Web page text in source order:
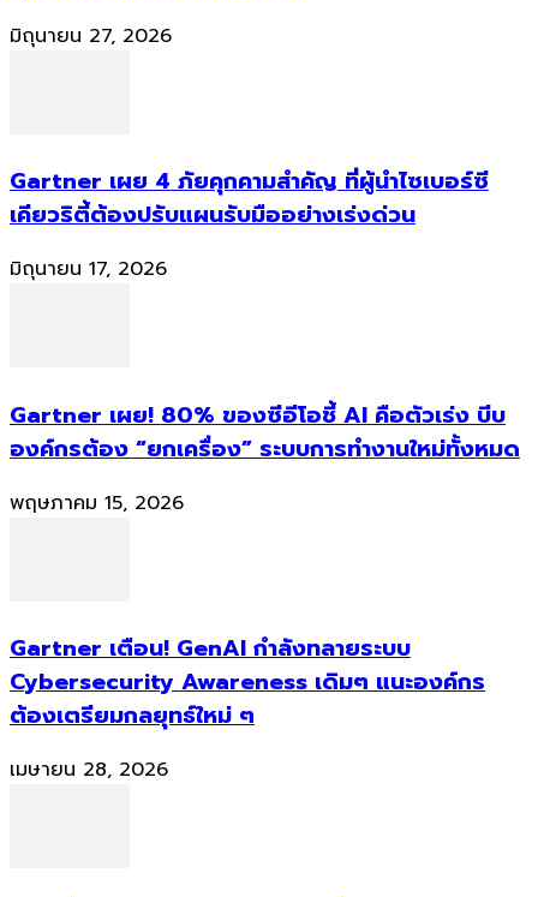
มิถุนายน 27, 2026
Gartner เผย 4 ภัยคุกคามสำคัญ ที่ผู้นำไซเบอร์ซี
เคียวริตี้ต้องปรับแผนรับมืออย่างเร่งด่วน
มิถุนายน 17, 2026
Gartner เผย! 80% ของซีอีโอชี้ AI คือตัวเร่ง บีบ
องค์กรต้อง “ยกเครื่อง” ระบบการทำงานใหม่ทั้งหมด
พฤษภาคม 15, 2026
Gartner เตือน! GenAI กำลังทลายระบบ
Cybersecurity Awareness เดิมๆ แนะองค์กร
ต้องเตรียมกลยุทธ์ใหม่ ๆ
เมษายน 28, 2026